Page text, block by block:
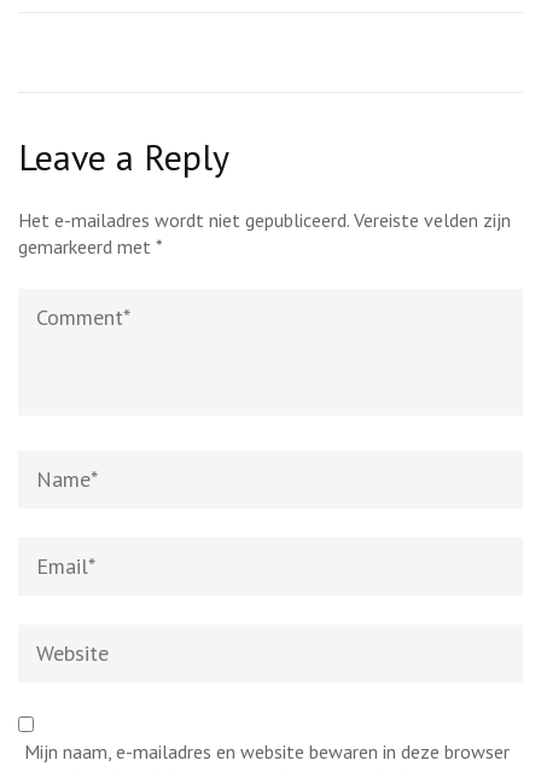
Leave a Reply
Het e-mailadres wordt niet gepubliceerd. Vereiste velden zijn
gemarkeerd met *
Mijn naam, e-mailadres en website bewaren in deze browser